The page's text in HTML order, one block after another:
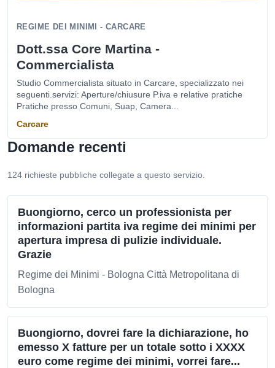
REGIME DEI MINIMI - CARCARE
Dott.ssa Core Martina -
Commercialista
Studio Commercialista situato in Carcare, specializzato nei
seguenti.servizi: Aperture/chiusure P.iva e relative pratiche
Pratiche presso Comuni, Suap, Camera...
Carcare
Domande recenti
124 richieste pubbliche collegate a questo servizio.
Buongiorno, cerco un professionista per
informazioni partita iva regime dei minimi per
apertura impresa di pulizie individuale.
Grazie
Regime dei Minimi - Bologna Città Metropolitana di
Bologna
Buongiorno, dovrei fare la dichiarazione, ho
emesso X fatture per un totale sotto i XXXX
euro come regime dei minimi, vorrei fare...